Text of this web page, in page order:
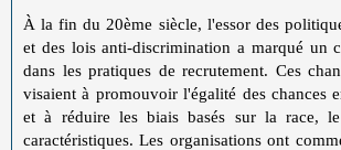
À la fin du 20ème siècle, l'essor des
et des lois anti-discrimination a marqué un
dans les pratiques de recrutement. Ces
visaient à promouvoir l'égalité des chances
et à réduire les biais basés sur la race,
caractéristiques. Les organisations ont